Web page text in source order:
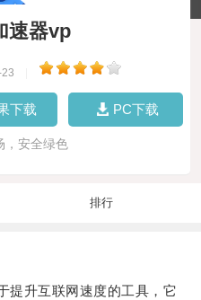
速器vp
下载 PC下载
，安全绿色
排行
升互联网速度的工具，它